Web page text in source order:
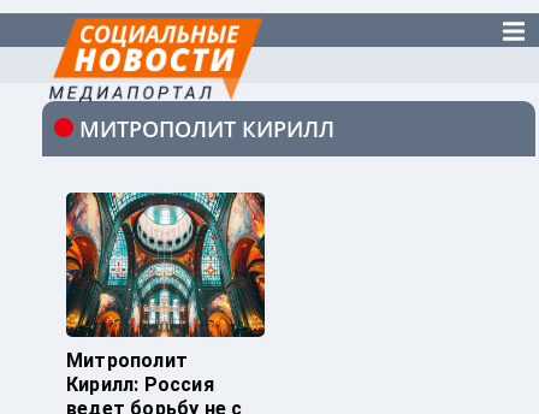
МИТРОПОЛИТ КИРИЛЛ
Митрополит
Кирилл: Россия
ведет борьбу не с